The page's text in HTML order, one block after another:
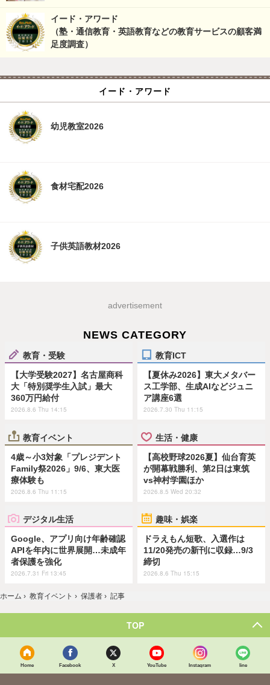
イード・アワード
（塾・通信教育・英語教育などの教育サービスの顧客満
足度調査）
イード・アワード
幼児教室2026
食材宅配2026
子供英語教材2026
advertisement
NEWS CATEGORY
教育・受験
【大学受験2027】名古屋商科
大「特別奨学生入試」最大
360万円給付
2026.8.6 Thu 14:15
教育ICT
【夏休み2026】東大メタバー
ス工学部、生成AIなどジュニ
ア講座6選
2026.7.30 Thu 11:15
教育イベント
4歳～小3対象「プレジデント
Family祭2026」9/6、東大医
療体験も
2026.8.6 Thu 11:15
生活・健康
【高校野球2026夏】仙台育英
が開幕戦勝利、第2日は東筑
vs神村学園ほか
2026.8.5 Wed 20:32
デジタル生活
Google、アプリ向け年齢確認
APIを年内に世界展開…未成年
者保護を強化
2026.7.31 Fri 13:45
趣味・娯楽
ドラえもん短歌、入選作は
11/20発売の新刊に収録…9/3
締切
2026.8.6 Thu 15:15
ホーム › 教育イベント › 保護者 › 記事
TOP
Home Facebook X YouTube Instagram line